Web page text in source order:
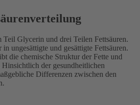
Teil Glycerin und drei Teilen Fettsäuren.
ungesättigte und gesättigte Fettsäuren.
die chemische Struktur der Fette und
der gesundheitlichen
Differenzen zwischen den